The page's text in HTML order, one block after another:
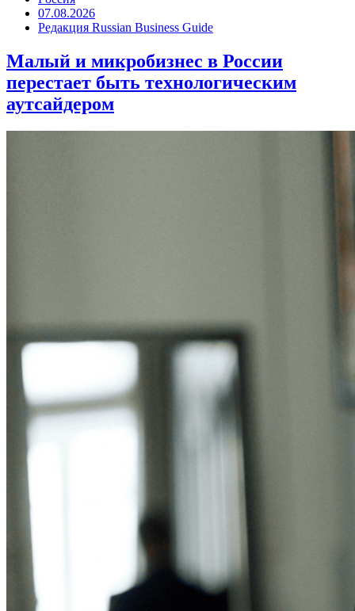
07.08.2026
Редакция Russian Business Guide
Малый и микробизнес в России
перестает быть технологическим
аутсайдером